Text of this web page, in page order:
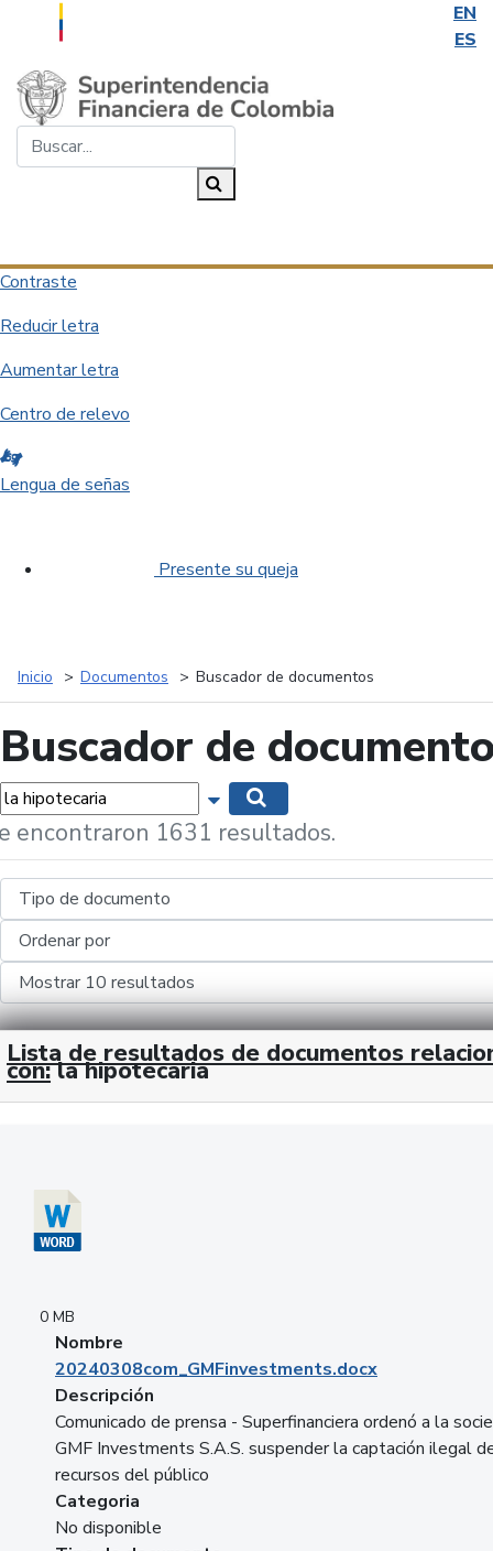
EN
ES
Saltar al contenido principal
Contraste
Reducir letra
Aumentar letra
Centro de relevo
Lengua de señas
Presente su queja
Inicio Documentos Buscador de documentos
Buscador de
Mostrar opciones de búsqueda
encontraron 1631 resultados.
Lista de resultados de documentos
con: la hipotecaria
0 MB
Nombre
20240308com_GMFinvestments.docx
Descripción
Comunicado de prensa - Superfinanciera ordenó a la
GMF Investments S.A.S. suspender la captación ilegal
recursos del público
Categoria
No disponible